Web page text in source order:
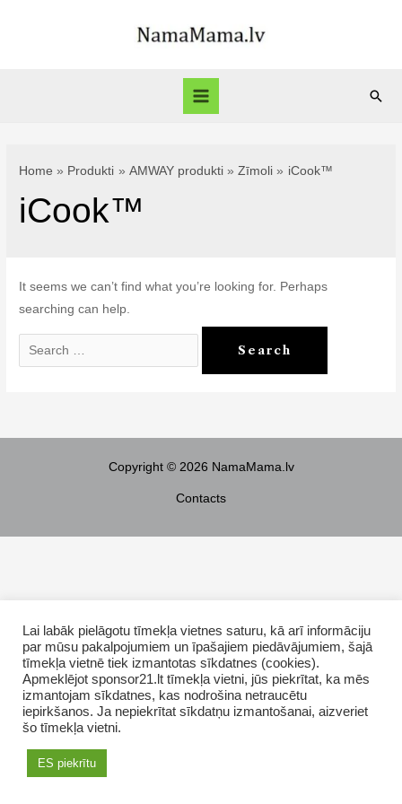
Main
Home Produkti AMWAY produkti Zīmoli iCook™
iCook™
It seems we can’t find what you’re looking for. Perhaps
searching can help.
Search
Copyright © 2026 NamaMama.lv
Contacts
Lai labāk pielāgotu tīmekļa vietnes saturu, kā arī informāciju
par mūsu pakalpojumiem un īpašajiem piedāvājumiem, šajā
tīmekļa vietnē tiek izmantotas sīkdatnes (cookies).
Apmeklējot sponsor21.lt tīmekļa vietni, jūs piekrītat, ka mēs
izmantojam sīkdatnes, kas nodrošina netraucētu
iepirkšanos. Ja nepiekrītat sīkdatņu izmantošanai, aizveriet
šo tīmekļa vietni.
ES piekrītu